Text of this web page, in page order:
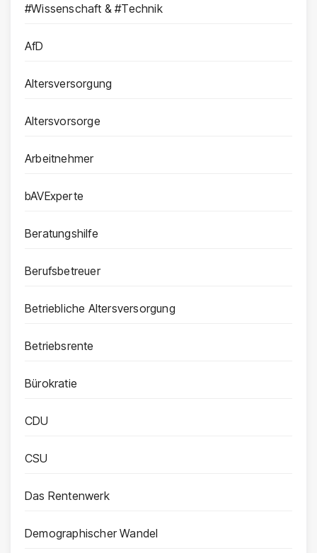
#Wissenschaft & #Technik
AfD
Altersversorgung
Altersvorsorge
Arbeitnehmer
bAVExperte
Beratungshilfe
Berufsbetreuer
Betriebliche Altersversorgung
Betriebsrente
Bürokratie
CDU
CSU
Das Rentenwerk
Demographischer Wandel